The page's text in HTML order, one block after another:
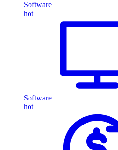
Software
hot
Software
hot